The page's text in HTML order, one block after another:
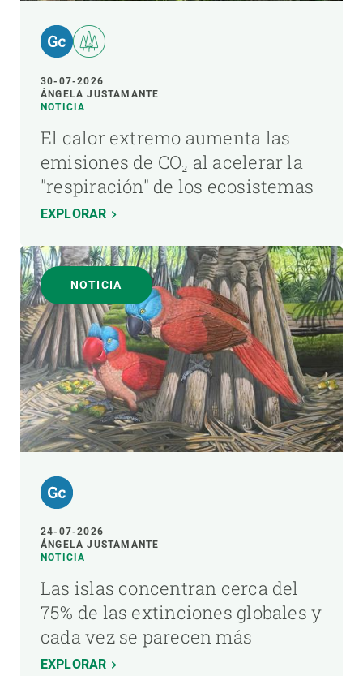
30-07-2026
ÁNGELA JUSTAMANTE
NOTICIA
El calor extremo aumenta las
emisiones de CO₂ al acelerar la
"respiración" de los ecosistemas
EXPLORAR
NOTICIA
24-07-2026
ÁNGELA JUSTAMANTE
NOTICIA
Las islas concentran cerca del
75% de las extinciones globales y
cada vez se parecen más
EXPLORAR